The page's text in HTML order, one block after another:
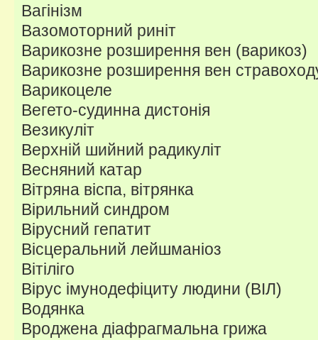
Вагінізм
Вазомоторний риніт
Варикозне розширення вен (варикоз)
Варикозне розширення вен
Варикоцеле
Вегето-судинна дистонія
Везикуліт
Верхній шийний радикуліт
Весняний катар
Вітряна віспа, вітрянка
Вірильний синдром
Вірусний гепатит
Вісцеральний лейшманіоз
Вітіліго
Вірус імунодефіциту людини (ВІЛ)
Водянка
Вроджена діафрагмальна грижа